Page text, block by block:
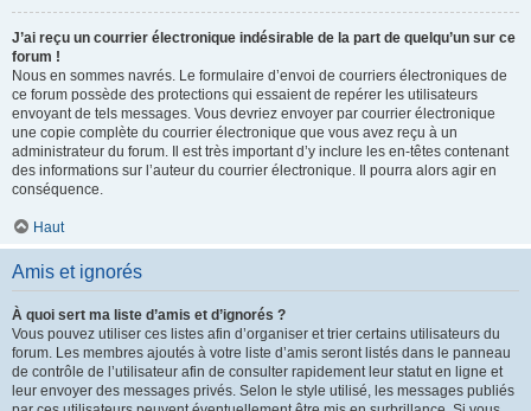
J’ai reçu un courrier électronique indésirable de la part de quelqu’un sur ce
forum !
Nous en sommes navrés. Le formulaire d’envoi de courriers électroniques de
ce forum possède des protections qui essaient de repérer les utilisateurs
envoyant de tels messages. Vous devriez envoyer par courrier électronique
une copie complète du courrier électronique que vous avez reçu à un
administrateur du forum. Il est très important d’y inclure les en-têtes contenant
des informations sur l’auteur du courrier électronique. Il pourra alors agir en
conséquence.
Haut
Amis et ignorés
À quoi sert ma liste d’amis et d’ignorés ?
Vous pouvez utiliser ces listes afin d’organiser et trier certains utilisateurs du
forum. Les membres ajoutés à votre liste d’amis seront listés dans le panneau
de contrôle de l’utilisateur afin de consulter rapidement leur statut en ligne et
leur envoyer des messages privés. Selon le style utilisé, les messages publiés